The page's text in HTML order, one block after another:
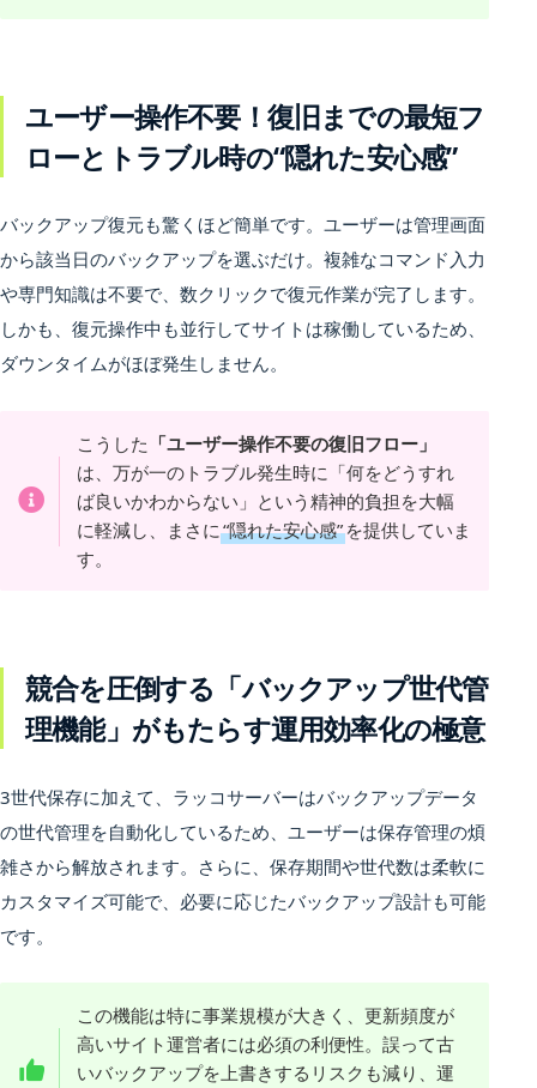
ユーザー操作不要！復旧までの最短フ
ローとトラブル時の“隠れた安心感”
バックアップ復元も驚くほど簡単です。ユーザーは管理画面
から該当日のバックアップを選ぶだけ。複雑なコマンド入力
や専門知識は不要で、数クリックで復元作業が完了します。
しかも、復元操作中も並行してサイトは稼働しているため、
ダウンタイムがほぼ発生しません。
こうした 「ユーザー操作不要の復旧フロー」
は、万が一のトラブル発生時に「何をどうすれ
ば良いかわからない」という精神的負担を大幅
に軽減し、まさに“隠れた安心感”を提供していま
す。
競合を圧倒する「バックアップ世代管
理機能」がもたらす運用効率化の極意
3世代保存に加えて、ラッコサーバーはバックアップデータ
の世代管理を自動化しているため、ユーザーは保存管理の煩
雑さから解放されます。さらに、保存期間や世代数は柔軟に
カスタマイズ可能で、必要に応じたバックアップ設計も可能
です。
この機能は特に事業規模が大きく、更新頻度が
高いサイト運営者には必須の利便性。誤って古
いバックアップを上書きするリスクも減り、運